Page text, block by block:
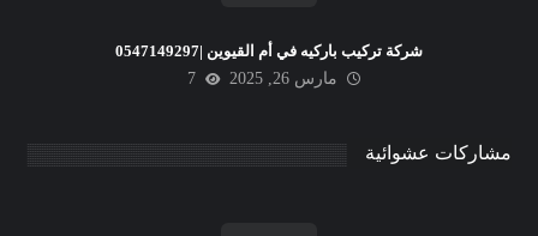
شركة تركيب باركيه في أم القيوين |0547149297
مارس 26, 2025
7
مشاركات عشوائية